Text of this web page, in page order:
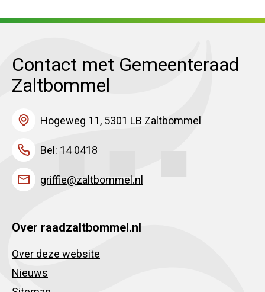
Contact met Gemeenteraad
Zaltbommel
Hogeweg 11, 5301 LB Zaltbommel
Bel: 14 0418
griffie@zaltbommel.nl
Over raadzaltbommel.nl
Over deze website
Nieuws